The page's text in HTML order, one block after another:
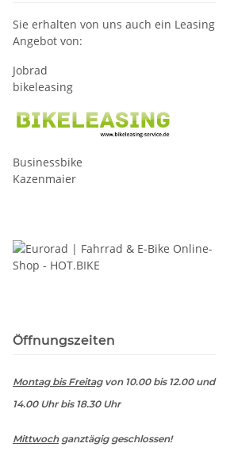
Sie erhalten von uns auch ein Leasing
Angebot von:
Jobrad
bikeleasing
Businessbike
Kazenmaier
Öffnungszeiten
Montag bis Freitagvon 10.00 bis 12.00 und
14.00 Uhr bis 18.30 Uhr
Mittwochganztägig geschlossen!